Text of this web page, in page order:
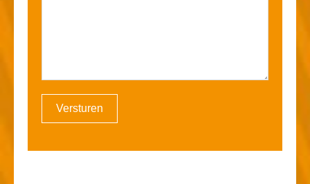
Versturen